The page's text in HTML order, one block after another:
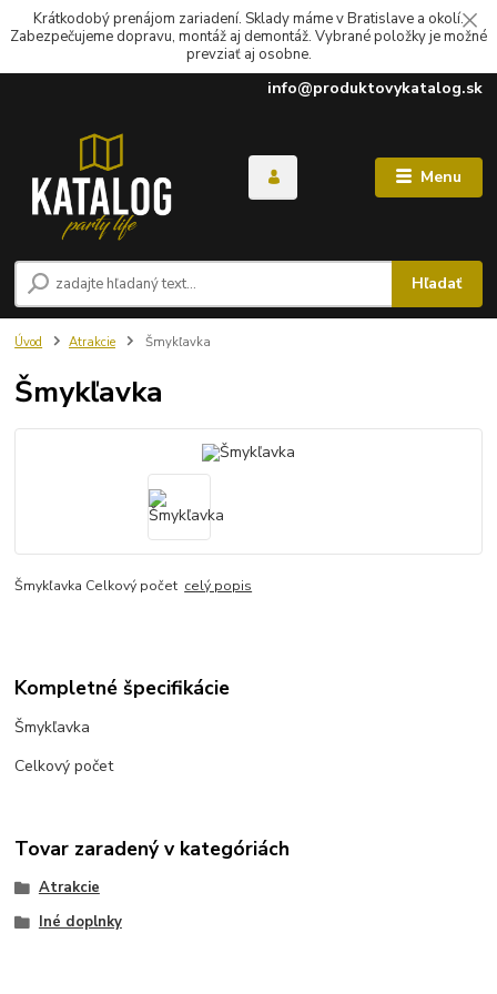
Krátkodobý prenájom zariadení. Sklady máme v Bratislave a okolí.
Zabezpečujeme dopravu, montáž aj demontáž. Vybrané položky je možné
prevziať aj osobne.
Menu
Hľadať
info@produktovykatalog.sk
Úvod Atrakcie Šmykľavka
Šmykľavka
Šmykľavka Celkový počet celý popis
Kompletné špecifikácie
Šmykľavka
Celkový počet
Tovar zaradený v kategóriách
Atrakcie
Iné doplnky